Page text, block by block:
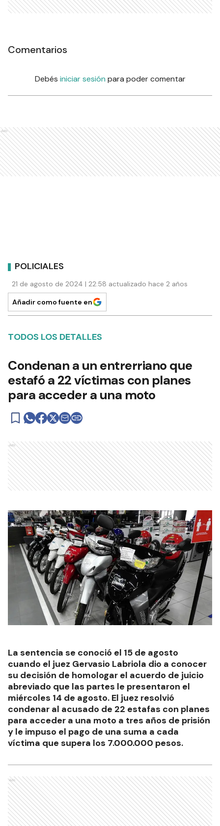
Comentarios
Debés iniciar sesión para poder comentar
Ads
POLICIALES
21 de agosto de 2024 | 22:58 actualizado hace 2 años
Añadir como fuente en
TODOS LOS DETALLES
Condenan a un entrerriano que
estafó a 22 víctimas con planes
para acceder a una moto
Ads
La sentencia se conoció el 15 de agosto
cuando el juez Gervasio Labriola dio a conocer
su decisión de homologar el acuerdo de juicio
abreviado que las partes le presentaron el
miércoles 14 de agosto. El juez resolvió
condenar al acusado de 22 estafas con planes
para acceder a una moto a tres años de prisión
y le impuso el pago de una suma a cada
víctima que supera los 7.000.000 pesos.
Ads